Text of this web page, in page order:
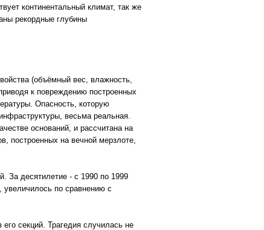
континентальный климат, так же
рекордные глубины
(объёмный вес, влажность,
к повреждению построенных
Опасность, которую
весьма реальная.
оснований, и рассчитана на
построенных на вечной мерзлоте,
За десятилетие - с 1990 по 1999
увеличилось по сравнению с
секций. Трагедия случилась не